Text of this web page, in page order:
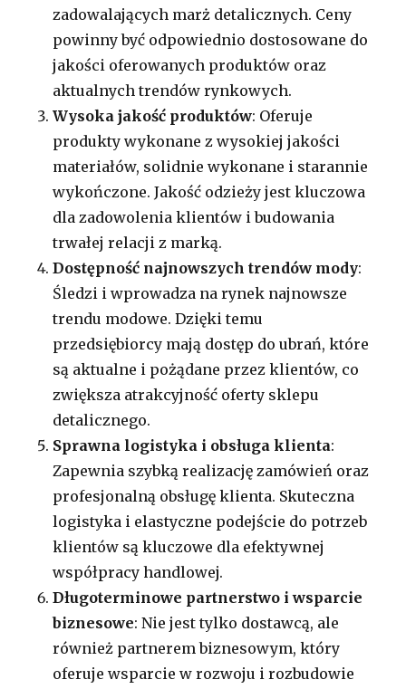
zadowalających marż detalicznych. Ceny
powinny być odpowiednio dostosowane do
jakości oferowanych produktów oraz
aktualnych trendów rynkowych.
Wysoka jakość produktów: Oferuje
produkty wykonane z wysokiej jakości
materiałów, solidnie wykonane i starannie
wykończone. Jakość odzieży jest kluczowa
dla zadowolenia klientów i budowania
trwałej relacji z marką.
Dostępność najnowszych trendów mody:
Śledzi i wprowadza na rynek najnowsze
trendu modowe. Dzięki temu
przedsiębiorcy mają dostęp do ubrań, które
są aktualne i pożądane przez klientów, co
zwiększa atrakcyjność oferty sklepu
detalicznego.
Sprawna logistyka i obsługa klienta:
Zapewnia szybką realizację zamówień oraz
profesjonalną obsługę klienta. Skuteczna
logistyka i elastyczne podejście do potrzeb
klientów są kluczowe dla efektywnej
współpracy handlowej.
Długoterminowe partnerstwo i wsparcie
biznesowe: Nie jest tylko dostawcą, ale
również partnerem biznesowym, który
oferuje wsparcie w rozwoju i rozbudowie